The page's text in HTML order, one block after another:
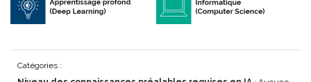
Catégories :